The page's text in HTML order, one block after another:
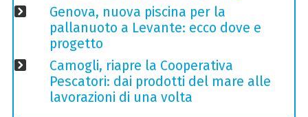
Genova, nuova piscina per la
pallanuoto a Levante: ecco dove e
progetto
Camogli, riapre la Cooperativa
Pescatori: dai prodotti del mare alle
lavorazioni di una volta